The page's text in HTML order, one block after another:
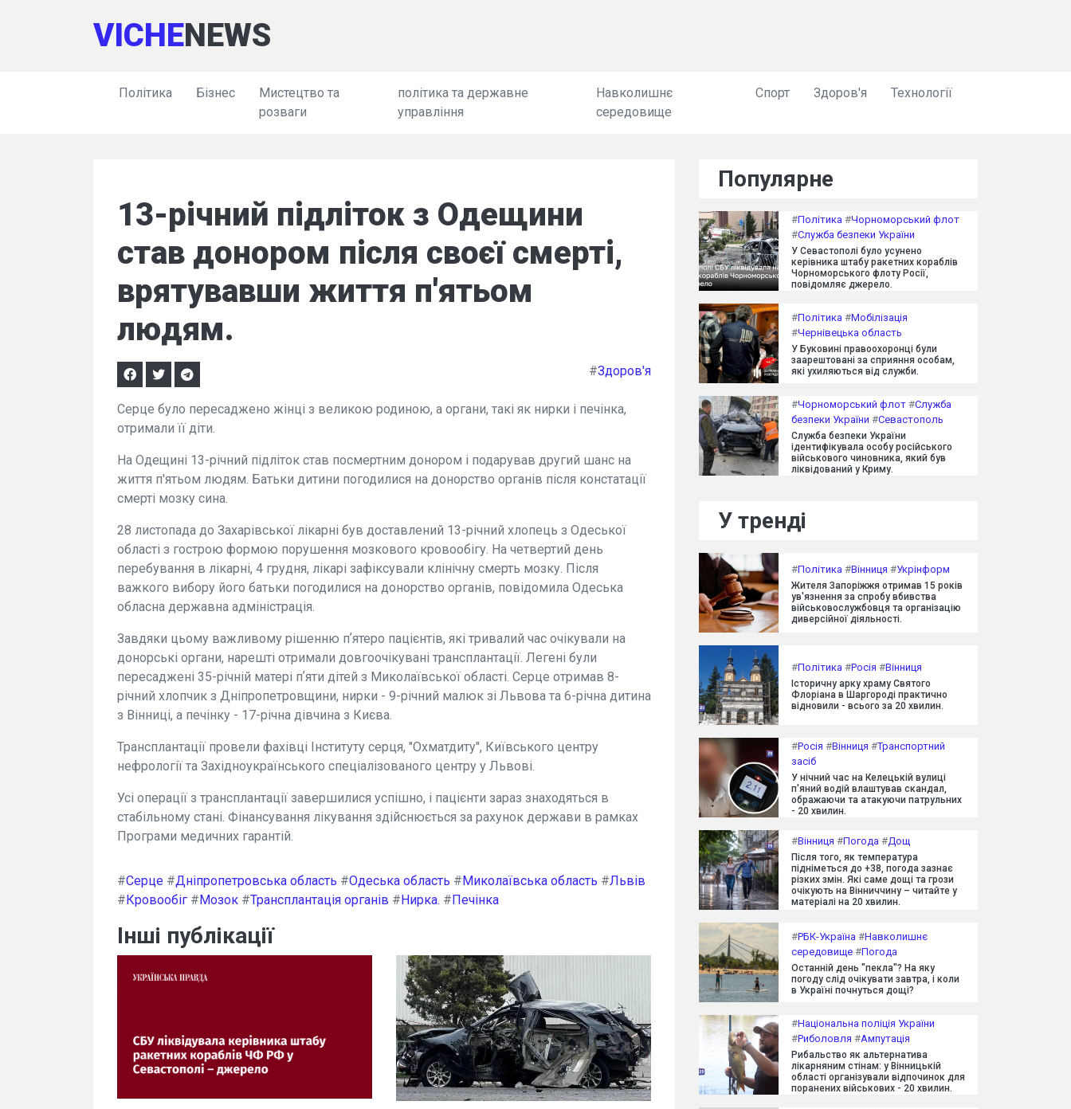
VICHENEWS
Політика Бізнес
Мистецтво та
розваги
політика та державне
управління
Навколишнє
середовище
Спорт Здоров'я Технології
13-річний підліток з Одещини
став донором після своєї смерті,
врятувавши життя п'ятьом
людям.
#Здоров'я
Серце було пересаджено жінці з великою родиною, а органи, такі як нирки і печінка,
отримали її діти.
На Одещині 13-річний підліток став посмертним донором і подарував другий шанс на
життя п'ятьом людям. Батьки дитини погодилися на донорство органів після констатації
смерті мозку сина.
28 листопада до Захарівської лікарні був доставлений 13-річний хлопець з Одеської
області з гострою формою порушення мозкового кровообігу. На четвертий день
перебування в лікарні, 4 грудня, лікарі зафіксували клінічну смерть мозку. Після
важкого вибору його батьки погодилися на донорство органів, повідомила Одеська
обласна державна адміністрація.
Завдяки цьому важливому рішенню пʼятеро пацієнтів, які тривалий час очікували на
донорські органи, нарешті отримали довгоочікувані трансплантації. Легені були
пересаджені 35-річній матері пʼяти дітей з Миколаївської області. Серце отримав 8-
річний хлопчик з Дніпропетровщини, нирки - 9-річний малюк зі Львова та 6-річна дитина
з Вінниці, а печінку - 17-річна дівчина з Києва.
Трансплантації провели фахівці Інституту серця, "Охматдиту", Київського центру
нефрології та Західноукраїнського спеціалізованого центру у Львові.
Усі операції з трансплантації завершилися успішно, і пацієнти зараз знаходяться в
стабільному стані. Фінансування лікування здійснюється за рахунок держави в рамках
Програми медичних гарантій.
#Серце #Дніпропетровська область #Одеська область #Миколаївська область #Львів
#Кровообіг #Мозок #Трансплантація органів #Нирка. #Печінка
Інші публікації
Популярне
#Політика #Чорноморський флот
#Служба безпеки України
У Севастополі було усунено
керівника штабу ракетних кораблів
Чорноморського флоту Росії,
повідомляє джерело.
#Політика #Мобілізація
#Чернівецька область
У Буковині правоохоронці були
заарештовані за сприяння особам,
які ухиляються від служби.
#Чорноморський флот #Служба
безпеки України #Севастополь
Служба безпеки України
ідентифікувала особу російського
військового чиновника, який був
ліквідований у Криму.
У тренді
#Політика #Вінниця #Укрінформ
Жителя Запоріжжя отримав 15 років
ув'язнення за спробу вбивства
військовослужбовця та організацію
диверсійної діяльності.
#Політика #Росія #Вінниця
Історичну арку храму Святого
Флоріана в Шаргороді практично
відновили - всього за 20 хвилин.
#Росія #Вінниця #Транспортний
засіб
У нічний час на Келецькій вулиці
п'яний водій влаштував скандал,
ображаючи та атакуючи патрульних
- 20 хвилин.
#Вінниця #Погода #Дощ
Після того, як температура
підніметься до +38, погода зазнає
різких змін. Які саме дощі та грози
очікують на Вінниччину – читайте у
матеріалі на 20 хвилин.
#РБК-Україна #Навколишнє
середовище #Погода
Останній день "пекла"? На яку
погоду слід очікувати завтра, і коли
в Україні почнуться дощі?
#Національна поліція України
#Риболовля #Ампутація
Рибальство як альтернатива
лікарняним стінам: у Вінницькій
області організували відпочинок для
поранених військових - 20 хвилин.